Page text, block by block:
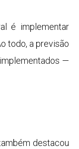
é implementar
todo, a previsão
—
destacou